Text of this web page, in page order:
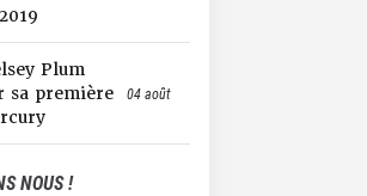
Plum
sa première
04 août
NOUS !